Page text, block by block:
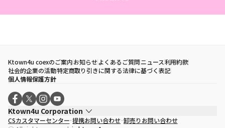
Ktown4u coexのご案内お知らせよくあるご質問ニュース利用約款
社会的企業の活動特定商取り引きに関する法律に基づく表記
個人情報保護方針
Ktown4u Corporation
代表取締役 ソン・ヒョミン
CSカスタマーセンター 提携お問い合わせ 卸売りお問い合わせ